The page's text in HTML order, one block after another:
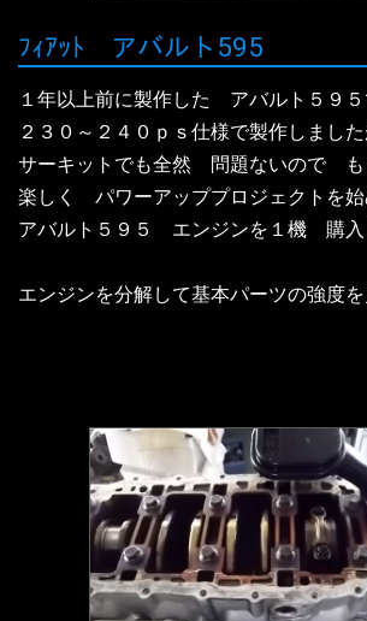
ﾌｨｱｯﾄ アバルト595
１年以上前に製作した アバルト５９５
２３０～２４０ｐｓ仕様で製作しまし
サーキットでも全然 問題ないので も
楽しく パワーアッププロジェクトを始
アバルト５９５ エンジンを１機 購入
エンジンを分解して基本パーツの強度